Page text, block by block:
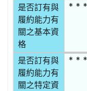
是否訂有與
履約能力有
關之基本資
格
* *
是否訂有與
履約能力有
關之特定資
* *